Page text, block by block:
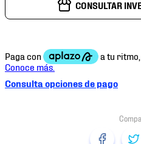
CONSULTAR
Consulta opciones de pago